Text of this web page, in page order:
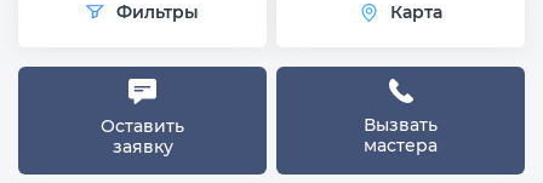
Фильтры Карта
Оставить
заявку
Вызвать
мастера